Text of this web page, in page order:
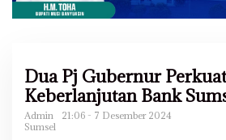
Dua Pj Gubernur Perkuat
Keberlanjutan Bank
Admin
21:06 - 7 Desember 2024
Sumsel